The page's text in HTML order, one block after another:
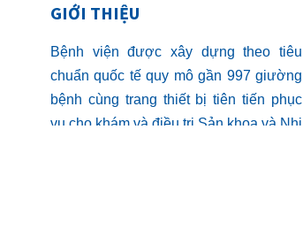
GIỚI THIỆU
Bệnh viện được xây dựng theo tiêu
chuẩn quốc tế quy mô gần 997 giường
bệnh cùng trang thiết bị tiên tiến phục
vụ cho khám và điều trị Sản khoa và Nhi